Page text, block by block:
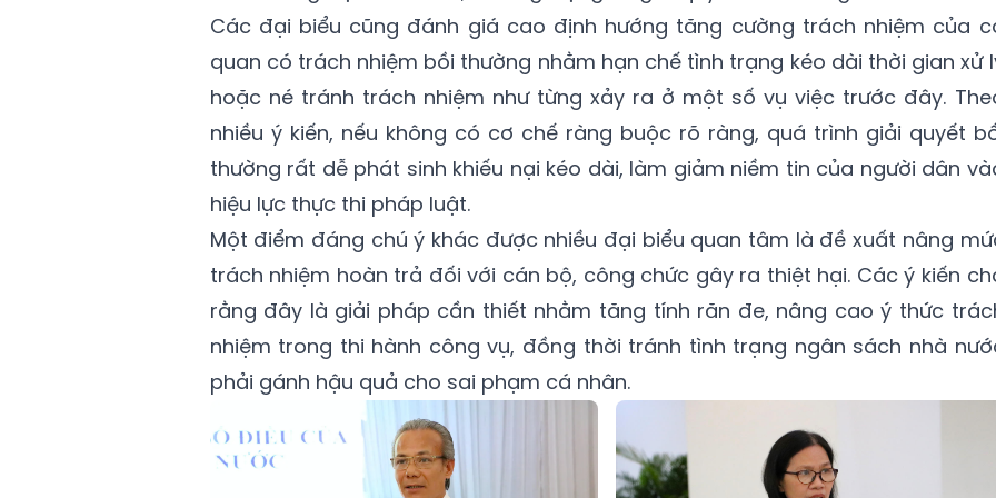
Các đại biểu cũng đánh giá cao định hướng tăng cường trách nhiệm của
quan có trách nhiệm bồi thường nhằm hạn chế tình trạng kéo dài thời gian xử
hoặc né tránh trách nhiệm như từng xảy ra ở một số vụ việc trước đây.
nhiều ý kiến, nếu không có cơ chế ràng buộc rõ ràng, quá trình giải quyết
thường rất dễ phát sinh khiếu nại kéo dài, làm giảm niềm tin của người dân
hiệu lực thực thi pháp luật.
Một điểm đáng chú ý khác được nhiều đại biểu quan tâm là đề xuất nâng
trách nhiệm hoàn trả đối với cán bộ, công chức gây ra thiệt hại. Các ý kiến
rằng đây là giải pháp cần thiết nhằm tăng tính răn đe, nâng cao ý thức
nhiệm trong thi hành công vụ, đồng thời tránh tình trạng ngân sách nhà
phải gánh hậu quả cho sai phạm cá nhân.